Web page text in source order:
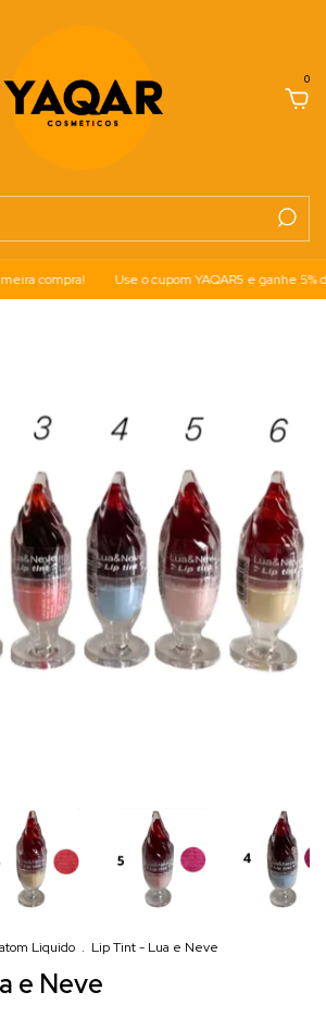
0
compra! Use o cupom YAQAR5 e ganhe 5%
Liquido . Lip Tint - Lua e Neve
e Neve